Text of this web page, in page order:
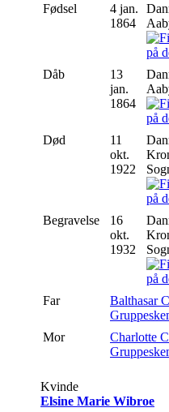
Fødsel
4 jan.
1864
Dåb
13
jan.
1864
Død
11
okt.
1922
Begravelse
16
okt.
1932
Far Balthasar
Mor
Charlotte
Kvinde
Elsine Marie Wibroe